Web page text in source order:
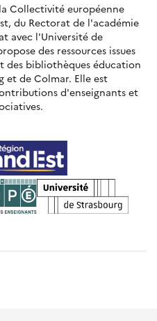
Collectivité européenne
du Rectorat de l'académie
avec l'Université de
des ressources issues
des bibliothèques éducation
et de Colmar. Elle est
d'enseignants et